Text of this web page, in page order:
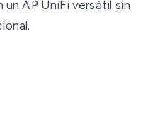
AP UniFi versátil sin